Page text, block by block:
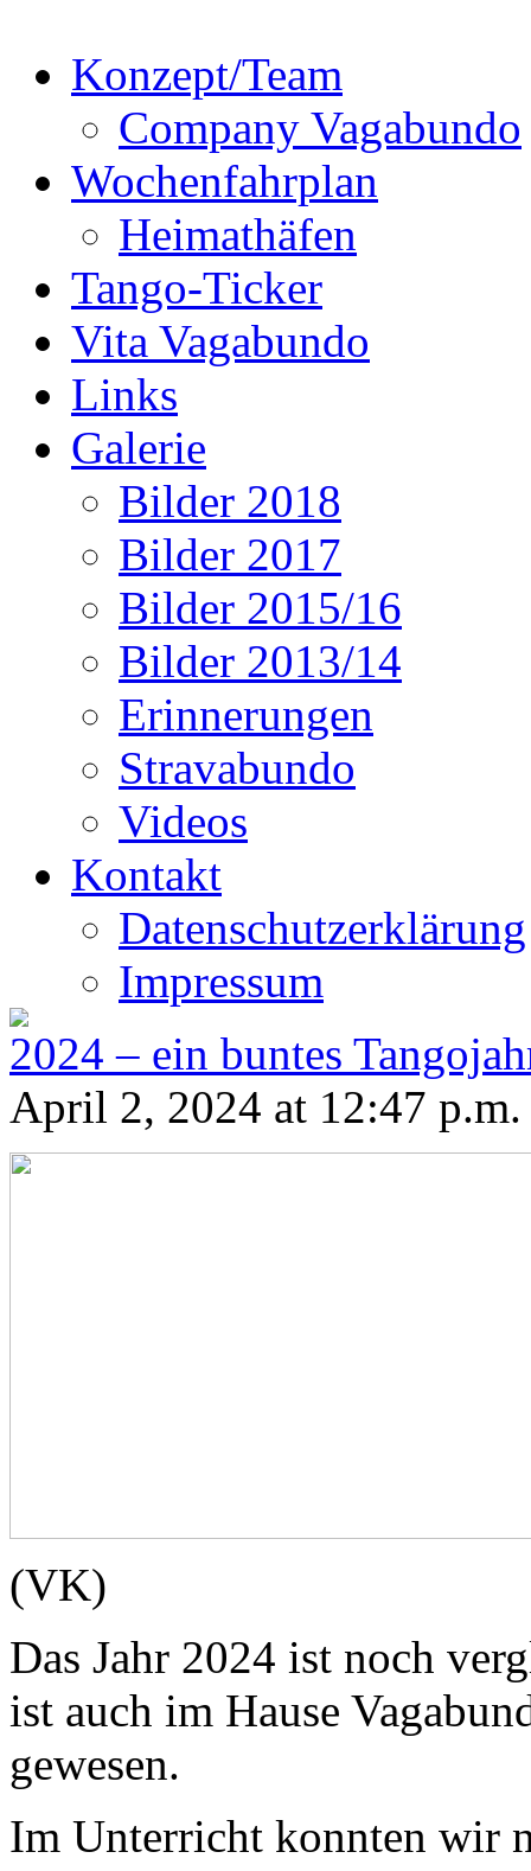
Konzept/Team
Company Vagabundo
Wochenfahrplan
Heimathäfen
Tango-Ticker
Vita Vagabundo
Links
Galerie
Bilder 2018
Bilder 2017
Bilder 2015/16
Bilder 2013/14
Erinnerungen
Stravabundo
Videos
Kontakt
Datenschutzerklärung
Impressum
2024 – ein buntes
April 2, 2024 at 12:47
(VK)
Das Jahr 2024 ist noch
ist auch im Hause
gewesen.
Im Unterricht konnten wir